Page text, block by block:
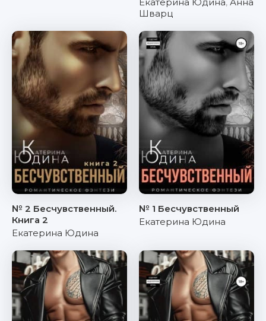
Шварц
№ 2 Бесчувственный.
Книга 2
Екатерина Юдина
№ 1 Бесчувственный
Екатерина Юдина